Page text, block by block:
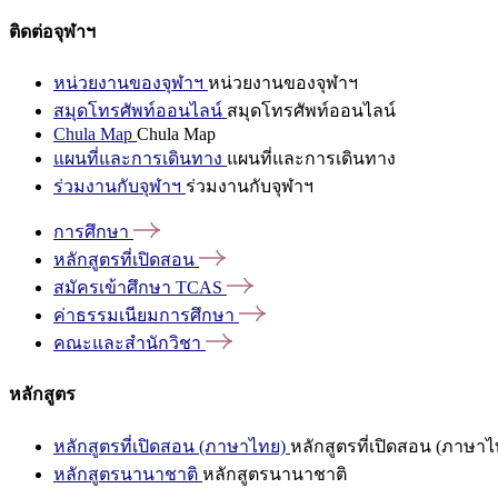
ติดต่อจุฬาฯ
หน่วยงานของจุฬาฯ หน่วยงานของจุฬาฯ
สมุดโทรศัพท์ออนไลน์ สมุดโทรศัพท์ออนไลน์
Chula Map Chula Map
แผนที่และการเดินทาง แผนที่และการเดินทาง
ร่วมงานกับจุฬาฯ ร่วมงานกับจุฬาฯ
การศึกษา
หลักสูตรที่เปิดสอน
สมัครเข้าศึกษา TCAS
ค่าธรรมเนียมการศึกษา
คณะและสำนักวิชา
หลักสูตร
หลักสูตรที่เปิดสอน (ภาษาไทย) หลักสูตรที่เปิดสอน (ภาษาไ
หลักสูตรนานาชาติ หลักสูตรนานาชาติ